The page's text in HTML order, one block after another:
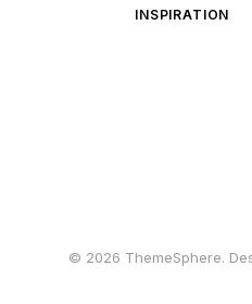
INSPIRATION
© 2026 ThemeSphere.